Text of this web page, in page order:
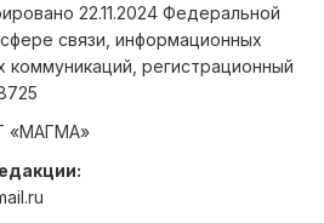
22.11.2024 Федеральной
связи, информационных
коммуникаций, регистрационный
«МАГМА»